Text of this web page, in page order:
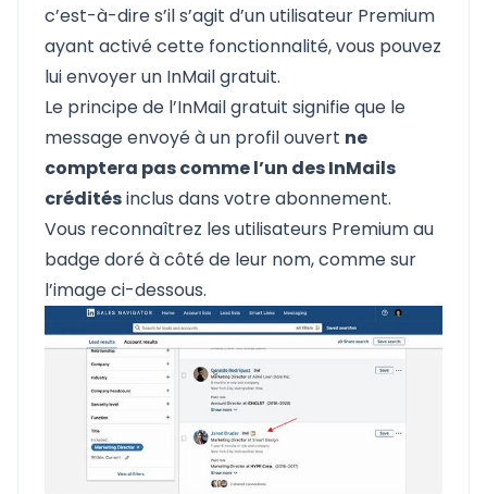
c’est-à-dire s’il s’agit d’un utilisateur Premium
ayant activé cette fonctionnalité, vous pouvez
lui envoyer un InMail gratuit.
Le principe de l’InMail gratuit signifie que le
message envoyé à un profil ouvert ne
comptera pas comme l’un des InMails
créditésinclus dans votre abonnement.
Vous reconnaîtrez les utilisateurs Premium au
badge doré à côté de leur nom, comme sur
l’image ci-dessous.